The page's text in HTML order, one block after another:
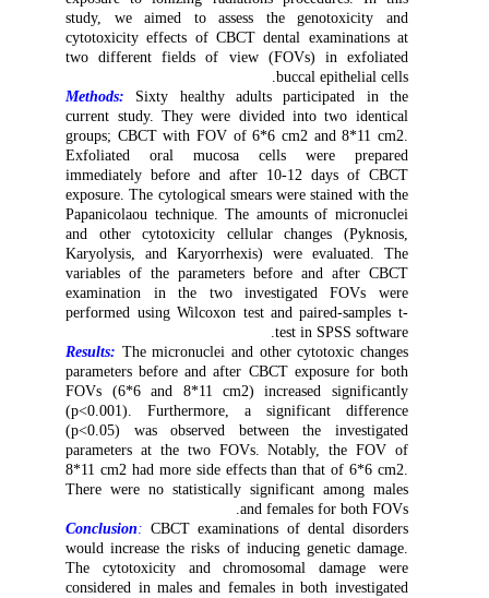
study, we aimed to assess the genotoxicity and
cytotoxicity effects of CBCT dental examinations at
two different fields of view (FOVs) in exfoliated
buccal epithelial cells.
Methods:
Sixty healthy adults participated in the
current study. They were divided into two identical
groups; CBCT with FOV of 6*6 cm2 and 8*11 cm2.
Exfoliated oral mucosa cells were prepared
immediately before and after 10-12 days of CBCT
exposure. The cytological smears were stained with the
Papanicolaou technique. The amounts of micronuclei
and other cytotoxicity cellular changes (Pyknosis,
Karyolysis, and Karyorrhexis) were evaluated. The
variables of the parameters before and after CBCT
examination in the two investigated FOVs were
performed using Wilcoxon test and paired-samples t-
test in SPSS software.
Results: The micronuclei and other cytotoxic changes
parameters before and after CBCT exposure for both
FOVs (6*6 and 8*11 cm2) increased significantly
(p<0.001). Furthermore, a significant difference
(p<0.05) was observed between the investigated
parameters at the two FOVs. Notably, the FOV of
8*11 cm2 had more side effects than that of 6*6 cm2.
There were no statistically significant among males
and females for both FOVs.
Conclusion: CBCT examinations of dental disorders
would increase the risks of inducing genetic damage.
The cytotoxicity and chromosomal damage were
considered in males and females in both investigated